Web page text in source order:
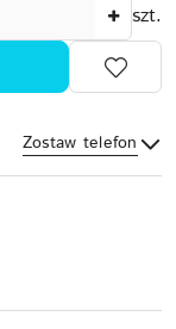
szt.
Zostaw telefon